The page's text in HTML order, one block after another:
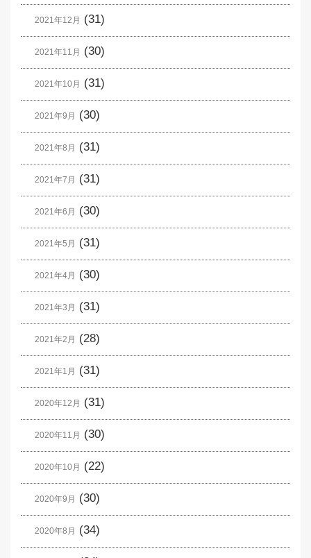
2021年12月 (31)
2021年11月 (30)
2021年10月 (31)
2021年9月 (30)
2021年8月 (31)
2021年7月 (31)
2021年6月 (30)
2021年5月 (31)
2021年4月 (30)
2021年3月 (31)
2021年2月 (28)
2021年1月 (31)
2020年12月 (31)
2020年11月 (30)
2020年10月 (22)
2020年9月 (30)
2020年8月 (34)